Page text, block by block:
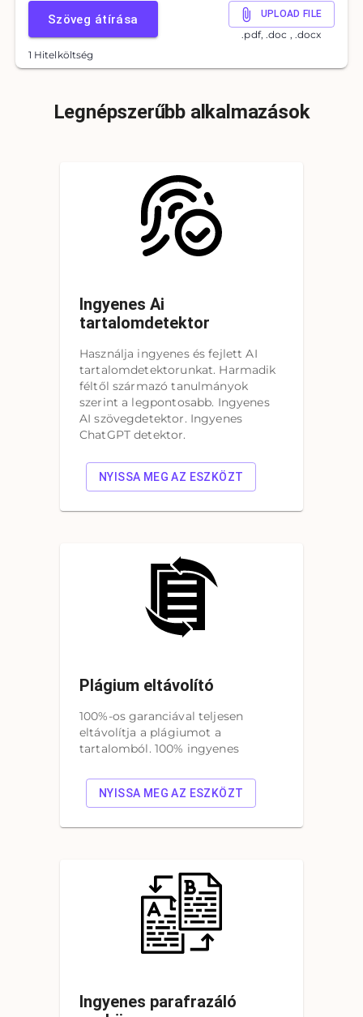
Szöveg átírása UPLOAD FILE
.pdf, .doc , .docx
1 Hitelköltség
Legnépszerűbb alkalmazások
Ingyenes Ai
tartalomdetektor
Használja ingyenes és fejlett AI
tartalomdetektorunkat. Harmadik
féltől származó tanulmányok
szerint a legpontosabb. Ingyenes
AI szövegdetektor. Ingyenes
ChatGPT detektor.
NYISSA MEG AZ ESZKÖZT
Plágium eltávolító
100%-os garanciával teljesen
eltávolítja a plágiumot a
tartalomból. 100% ingyenes
NYISSA MEG AZ ESZKÖZT
Ingyenes parafrazáló